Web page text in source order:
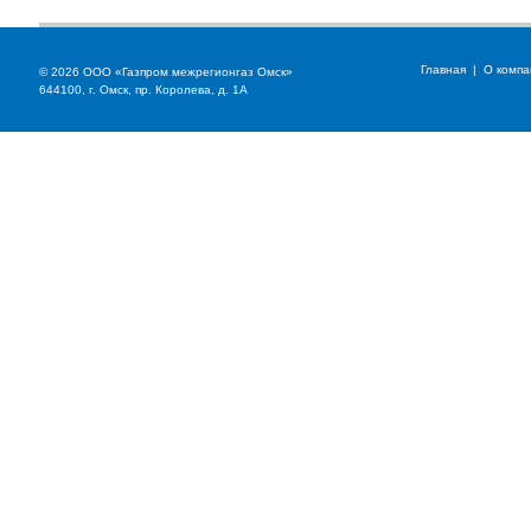
© 2026 ООО «Газпром межрегионгаз Омск»
644100, г. Омск, пр. Королева, д. 1А
Главная | О